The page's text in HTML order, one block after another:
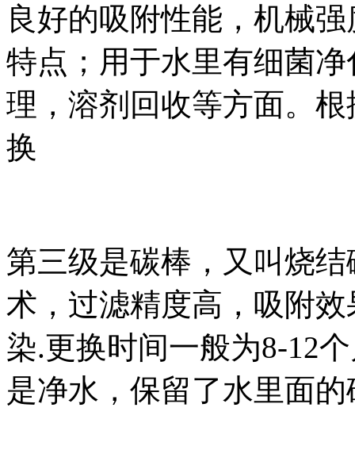
良好的吸附性能，机械
特点；用于水里有细菌
理，溶剂回收等方面。
换
第三级是碳棒，又叫烧
术，过滤精度高，吸附
染.更换时间一般为8-12
是净水，保留了水里面